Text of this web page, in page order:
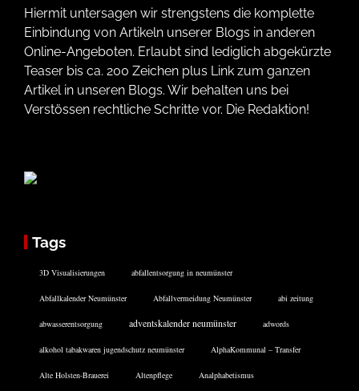
Hiermit untersagen wir strengstens die komplette
Einbindung von Artikeln unserer Blogs in anderen
Online-Angeboten. Erlaubt sind lediglich abgekürzte
Teaser bis ca. 200 Zeichen plus Link zum ganzen
Artikel in unseren Blogs. Wir behalten uns bei
Verstössen rechtliche Schritte vor. Die Redaktion!
Tags
3D Visualisierungen abfallentsorgung in neumünster
Abfallkalender Neumünster Abfallvermeidung Neumünster abi zeitung
abwasserentsorgung adventskalender neumünster adwords
alkohol tabakwaren jugendschutz neumünster AlphaKommunal – Transfer
Alte Holsten-Brauerei Altenpflege Analphabetismus